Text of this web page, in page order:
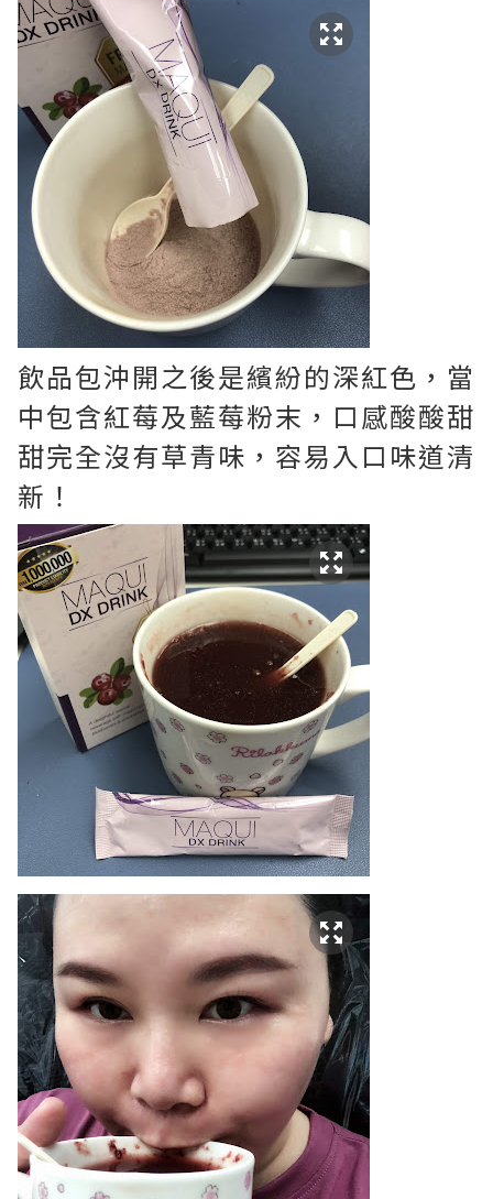
飲品包沖開之後是繽紛的深紅色，當
中包含紅莓及藍莓粉末，口感酸酸甜
甜完全沒有草青味，容易入口味道清
新！